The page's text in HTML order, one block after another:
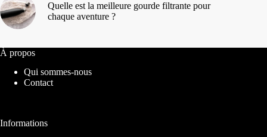
Quelle est la meilleure gourde filtrante pour
chaque aventure ?
À propos
Qui sommes-nous
Contact
Informations